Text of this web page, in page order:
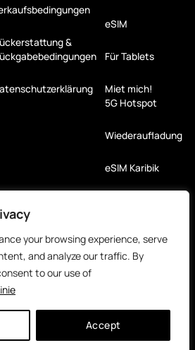
your browsing experience, serve
and analyze our traffic. By
to our use of
Accept
&
eSIM
Für Tablets
Miet mich!
5G Hotspot
Wiederaufladung
eSIM Karibik
Partner